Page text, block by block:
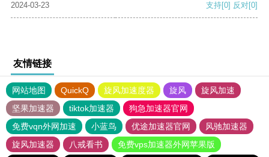
2024-03-23
支持[0] 反对[0]
友情链接
网站地图 QuickQ 旋风加速度器 旋风
旋风加速
坚果加速器
tiktok加速器
狗急加速器官网
免费vqn外网加速
小蓝鸟 优途加速器官网
风驰加速器
旋风加速器
八戒看书
免费vps加速器外网苹果版